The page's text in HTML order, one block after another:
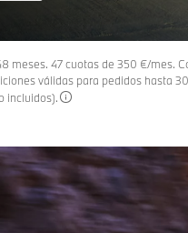
meses. 47 cuotas de 350 €/mes.
válidas para pedidos hasta
incluidos).